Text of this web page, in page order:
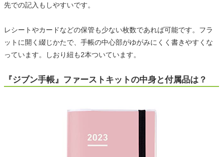
先での記入もしやすいです。
レシートやカードなどの保管も少ない枚数であれば可能です。フラ
ットに開く綴じかたで、手帳の中心部がゆがみにくく書きやすくな
っています。しおり紐も2本ついています。
『ジブン手帳』ファーストキットの中身と付属品は？